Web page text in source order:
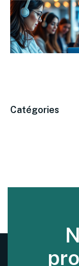
Catégories